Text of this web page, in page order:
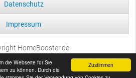
Zustimmen
die Webseite für Sie
zu können. Durch die
Datenschutz
Impressum
HomeBooster.de